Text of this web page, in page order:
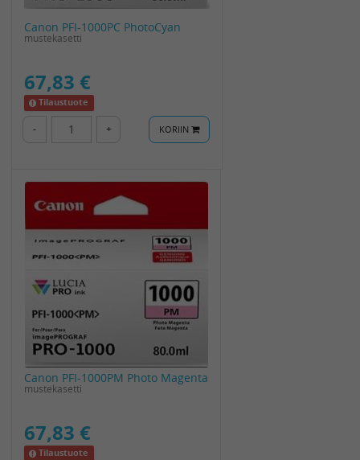
Canon PFI-1000PC PhotoCyan
mustekasetti
67,83 €
Tilaustuote
- + KORIIN
Canon PFI-1000PM Photo Magenta
mustekasetti
67,83 €
Tilaustuote